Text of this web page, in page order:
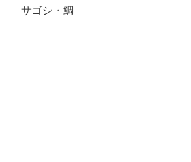
サゴシ・鯛